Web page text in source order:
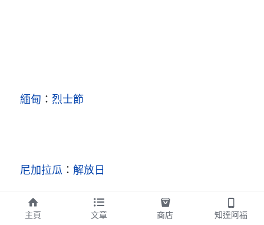
緬甸 ： 烈士節
尼加拉瓜 ： 解放日
主頁 文章 商店 知達阿福